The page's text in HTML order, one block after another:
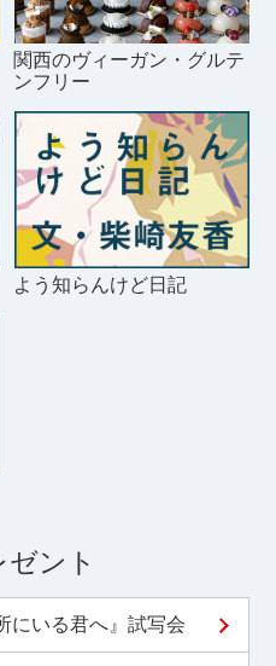
関西のヴィーガン・グルテ
ンフリー
よう知らんけど日記
ゼント
にいる君へ』試写会